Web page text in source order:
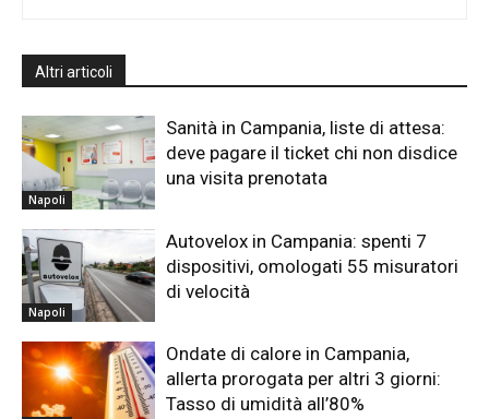
Altri articoli
Napoli
Sanità in Campania, liste di attesa:
deve pagare il ticket chi non disdice
una visita prenotata
Napoli
Autovelox in Campania: spenti 7
dispositivi, omologati 55 misuratori
di velocità
Ondate di calore in Campania,
allerta prorogata per altri 3 giorni:
Tasso di umidità all’80%